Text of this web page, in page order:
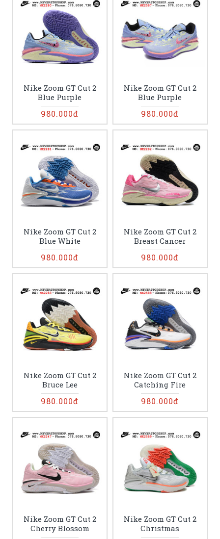
Nike Zoom GT Cut 2
Blue Purple
980.000đ
Nike Zoom GT Cut 2
Blue Purple
980.000đ
Nike Zoom GT Cut 2
Blue White
980.000đ
Nike Zoom GT Cut 2
Breast Cancer
980.000đ
Nike Zoom GT Cut 2
Bruce Lee
980.000đ
Nike Zoom GT Cut 2
Catching Fire
980.000đ
Nike Zoom GT Cut 2
Cherry Blossom
Nike Zoom GT Cut 2
Christmas